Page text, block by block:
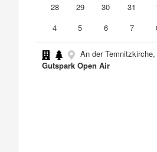
28
29 30 31
4
5 6 7
An der
Gutspark Open Air